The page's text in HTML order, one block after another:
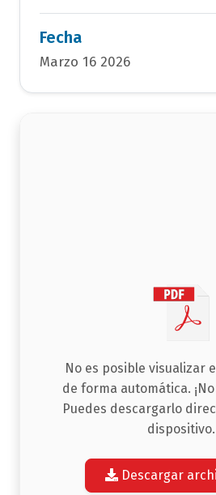
Fecha
Marzo 16 2026
No es posible visualizar
de forma automática.
Puedes descargarlo
dispositivo.
Descargar